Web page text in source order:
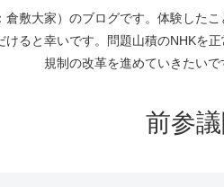
敷大家）のブログです。体験した
ると幸いです。問題山積のNHKを
規制の改革を進めていきたい
前参